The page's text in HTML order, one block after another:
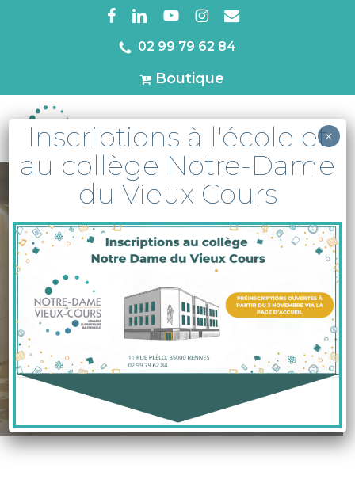
facebooklinkedinyoutubeinstagram
email
02 99 79 62 84
Boutique
MENU
Actu
APEL/BDI
Projet Immobilier
Que se passe-t-il
au BDI ?
Inscriptions à l'école et
au collège Notre-Dame
du Vieux Cours
×